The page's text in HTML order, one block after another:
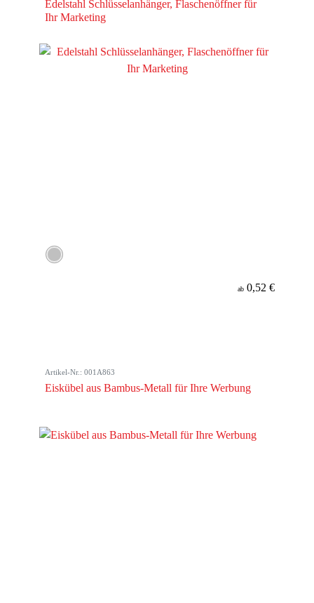
Edelstahl Schlüsselanhänger, Flaschenöffner für
Ihr Marketing
ab 0,52 €
Artikel-Nr.: 001A863
Eiskübel aus Bambus-Metall für Ihre Werbung